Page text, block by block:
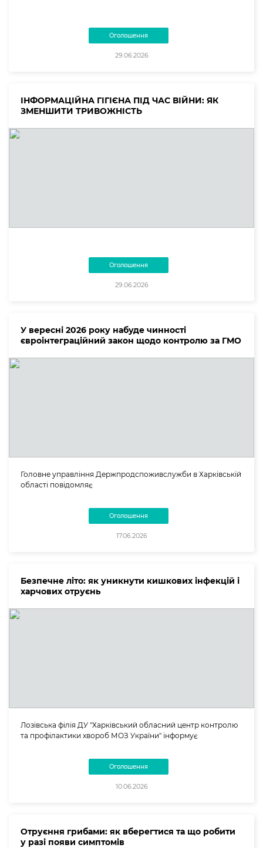
Оголошення
29.06.2026
ІНФОРМАЦІЙНА ГІГІЄНА ПІД ЧАС ВІЙНИ: ЯК
ЗМЕНШИТИ ТРИВОЖНІСТЬ
Оголошення
29.06.2026
У вересні 2026 року набуде чинності
євроінтеграційний закон щодо контролю за ГМО
Головне управління Держпродспоживслужби в Харківській
області повідомляє
Оголошення
17.06.2026
Безпечне літо: як уникнути кишкових інфекцій і
харчових отруєнь
Лозівська філія ДУ "Харківський обласний центр контролю
та профілактики хвороб МОЗ України" інформує
Оголошення
10.06.2026
Отруєння грибами: як вберегтися та що робити
у разі появи симптомів